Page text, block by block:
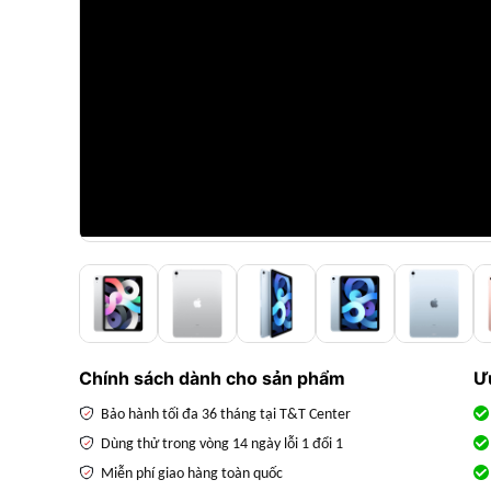
Chính sách dành cho sản phẩm
Bảo hành tối đa 36 tháng tại T&T Center
Dùng thử trong vòng 14 ngày lỗi 1 đổi 1
Miễn phí giao hàng toàn quốc